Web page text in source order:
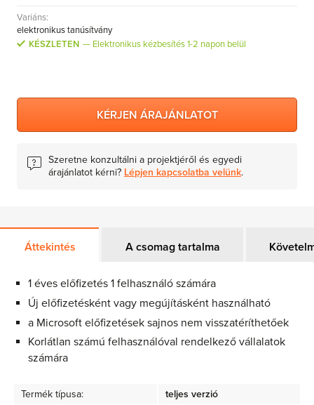
Variáns:
elektronikus tanúsítvány
KÉSZLETEN
Elektronikus kézbesítés 1-2 napon belül
KÉRJEN ÁRAJÁNLATOT
Szeretne konzultálni a projektjéről és egyedi
árajánlatot kérni? Lépjen kapcsolatba velünk.
Áttekintés A csomag tartalma
1 éves előfizetés 1 felhasználó számára
Új előfizetésként vagy megújításként használható
a Microsoft előfizetések sajnos nem visszatéríthetőek
Korlátlan számú felhasználóval rendelkező vállalatok
számára
Termék típusa:
teljes verzió